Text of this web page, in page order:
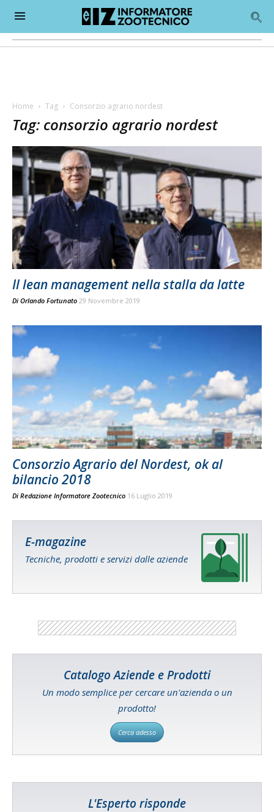
Home Tag Consorzio agrario nordest
Tag: consorzio agrario nordest
Il lean management nella stalla da latte
Di Orlando Fortunato 29 Novembre 2019
Consorzio Agrario del Nordest, ok al
bilancio 2018
Di Redazione Informatore Zootecnico 16 Luglio 2019
E-magazine
Tecniche, prodotti e servizi dalle aziende
Catalogo Aziende e Prodotti
Un modo semplice per cercare un'azienda o un
prodotto!
Cerca adesso
L'Esperto risponde